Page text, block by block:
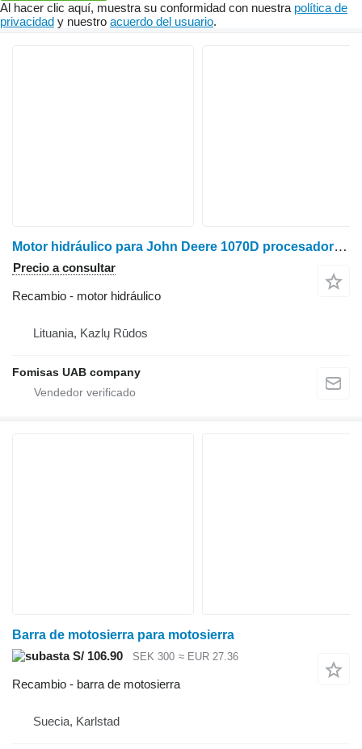
Al hacer clic aquí, muestra su conformidad con nuestra política de
privacidad y nuestro acuerdo del usuario.
Motor hidráulico para John Deere 1070D procesadora forestal
Precio a consultar
Recambio - motor hidráulico
Lituania, Kazlų Rūdos
Fomisas UAB company
Barra de motosierra para motosierra
S/ 106.90
SEK 300 ≈ EUR 27.36
Recambio - barra de motosierra
Suecia, Karlstad